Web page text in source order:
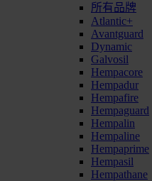
所有品牌
Atlantic+
Avantguard
Dynamic
Galvosil
Hempacore
Hempadur
Hempafire
Hempaguard
Hempalin
Hempaline
Hempaprime
Hempasil
Hempathane